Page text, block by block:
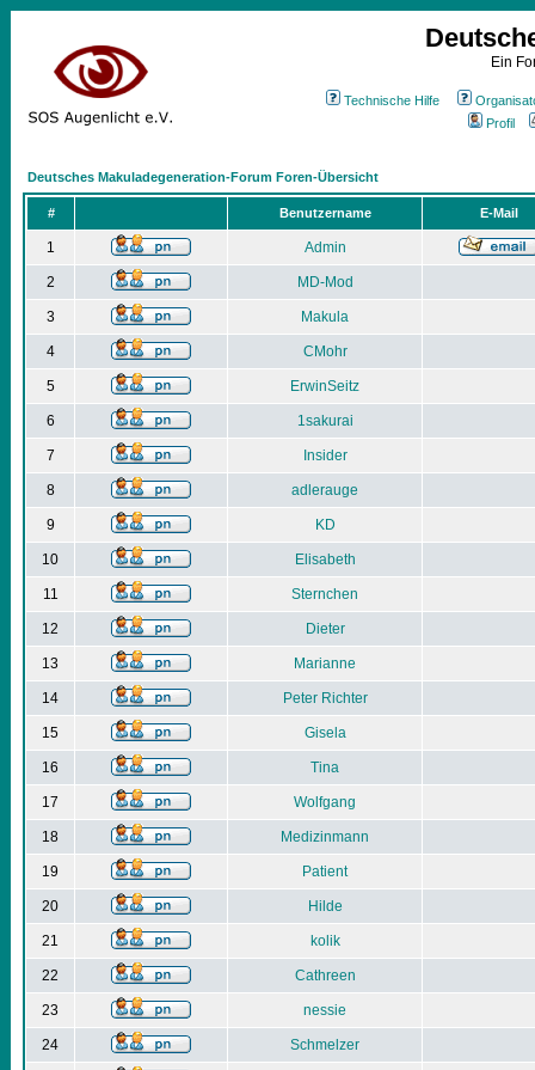
Ein
Technische Hilfe
Profil
Deutsches Makuladegeneration-Forum Foren-Übersicht
# Benutzername E-Mail
1 Admin
2 MD-Mod
3 Makula
4 CMohr
5 ErwinSeitz
6 1sakurai
7 Insider
8 adlerauge
9 KD
10 Elisabeth
11 Sternchen
12 Dieter
13 Marianne
14 Peter Richter
15 Gisela
16 Tina
17 Wolfgang
18 Medizinmann
19 Patient
20 Hilde
21 kolik
22 Cathreen
23 nessie
24 Schmelzer